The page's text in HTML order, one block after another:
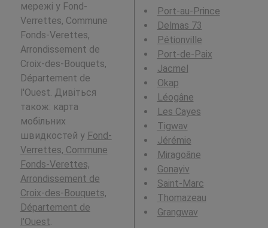
мережі у Fond-
Verrettes, Commune
Fonds-Verettes,
Arrondissement de
Croix-des-Bouquets,
Département de
l'Ouest. Дивіться
також: карта
мобільних
швидкостей у Fond-
Verrettes, Commune
Fonds-Verettes,
Arrondissement de
Croix-des-Bouquets,
Département de
l'Ouest.
Port-au-Prince
Delmas 73
Pétionville
Port-de-Paix
Jacmel
Okap
Léogâne
Les Cayes
Tigwav
Jérémie
Miragoâne
Gonayiv
Saint-Marc
Thomazeau
Grangwav